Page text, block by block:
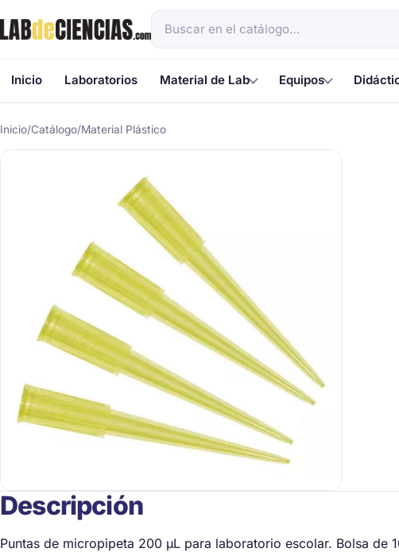
Inicio Laboratorios Material de Lab Equipos
Inicio/Catálogo/Material Plástico
Descripción
Puntas de micropipeta 200 µL para laboratorio escolar. Bolsa de